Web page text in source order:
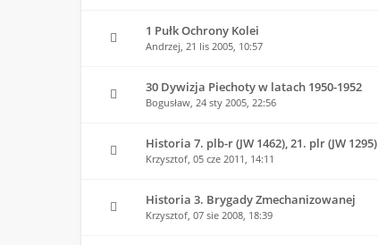
1 Pułk Ochrony Kolei
Andrzej, 21 lis 2005, 10:57
30 Dywizja Piechoty w latach 1950-1952
Bogusław, 24 sty 2005, 22:56
Historia 7. plb-r (JW 1462), 21. plr (JW 1295)
Krzysztof, 05 cze 2011, 14:11
Historia 3. Brygady Zmechanizowanej
Krzysztof, 07 sie 2008, 18:39